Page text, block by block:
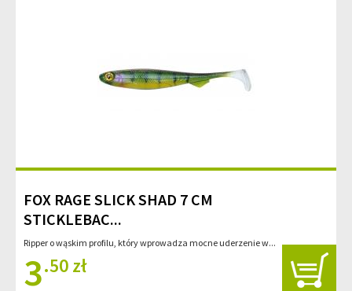
FOX RAGE SLICK SHAD 7 CM
STICKLEBAC...
Ripper o wąskim profilu, który wprowadza mocne uderzenie w...
3.50 zł